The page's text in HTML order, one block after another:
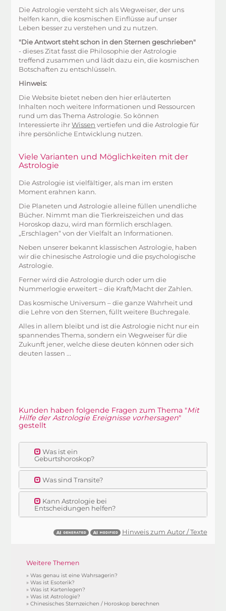
Die Astrologie versteht sich als Wegweiser, der uns
helfen kann, die kosmischen Einflüsse auf unser
Leben besser zu verstehen und zu nutzen.
"Die Antwort steht schon in den Sternen geschrieben"
- dieses Zitat fasst die Philosophie der Astrologie
treffend zusammen und lädt dazu ein, die kosmischen
Botschaften zu entschlüsseln.
Hinweis:
Die Website bietet neben den hier erläuterten
Inhalten noch weitere Informationen und Ressourcen
rund um das Thema Astrologie. So können
Interessierte ihrWissen vertiefen und die Astrologie für
ihre persönliche Entwicklung nutzen.
Viele Varianten und Möglichkeiten mit der
Astrologie
Die Astrologie ist vielfältiger, als man im ersten
Moment erahnen kann.
Die Planeten und Astrologie alleine füllen unendliche
Bücher. Nimmt man die Tierkreiszeichen und das
Horoskop dazu, wird man förmlich erschlagen.
„Erschlagen“ von der Vielfalt an Informationen.
Neben unserer bekannt klassischen Astrologie, haben
wir die chinesische Astrologie und die psychologische
Astrologie.
Ferner wird die Astrologie durch oder um die
Nummerlogie erweitert – die Kraft/Macht der Zahlen.
Das kosmische Universum – die ganze Wahrheit und
die Lehre von den Sternen, füllt weitere Buchregale.
Alles in allem bleibt und ist die Astrologie nicht nur ein
spannendes Thema, sondern ein Wegweiser für die
Zukunft jener, welche diese deuten können oder sich
deuten lassen ...
Kunden haben folgende Fragen zum Thema "Mit
Hilfe der Astrologie Ereignisse vorhersagen"
gestellt
Was ist ein
Geburtshoroskop?
Was sind Transite?
Kann Astrologie bei
Entscheidungen helfen?
Hinweis zum Autor / Texte
Weitere Themen
»Was genau ist eine Wahrsagerin?
»Was ist Esoterik?
»Was ist Kartenlegen?
»Was ist Astrologie?
»Chinesisches Sternzeichen / Horoskop berechnen